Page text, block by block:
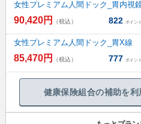
女性プレミアム人間ドック_胃内視
90,420円 （税込） 822 ポイント
女性プレミアム人間ドック_胃X線
85,470円 （税込） 777 ポイント
健康保険組合の補助を